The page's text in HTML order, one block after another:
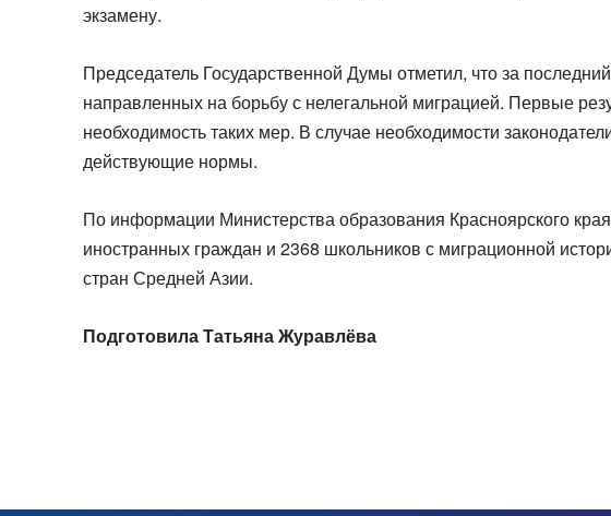
экзамену.
Председатель Государственной Думы отметил, что за
направленных на борьбу с нелегальной миграцией. Первые
необходимость таких мер. В случае необходимости
действующие нормы.
По информации Министерства образования Красноярского
иностранных граждан и 2368 школьников с миграционной
стран Средней Азии.
Подготовила Татьяна Журавлёва